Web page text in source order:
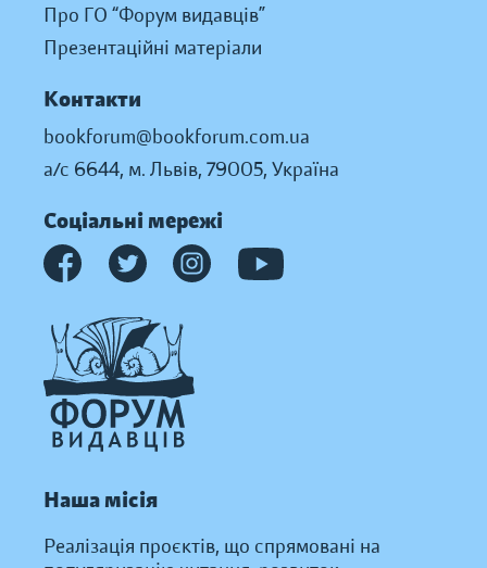
Про ГО “Форум видавців”
Презентаційні матеріали
Контакти
bookforum@bookforum.com.ua
а/с 6644, м. Львів, 79005, Україна
Соціальні мережі
Наша місія
Реалізація проєктів, що спрямовані на